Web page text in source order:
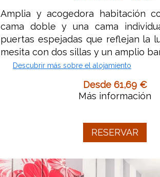
Amplia y acogedora habitación
cama doble y una cama
puertas espejadas que reflejan la
mesita con dos sillas y un amplio
Descubrir más sobre el alojamiento
Desde 61,69 €
Más información
RESERVAR